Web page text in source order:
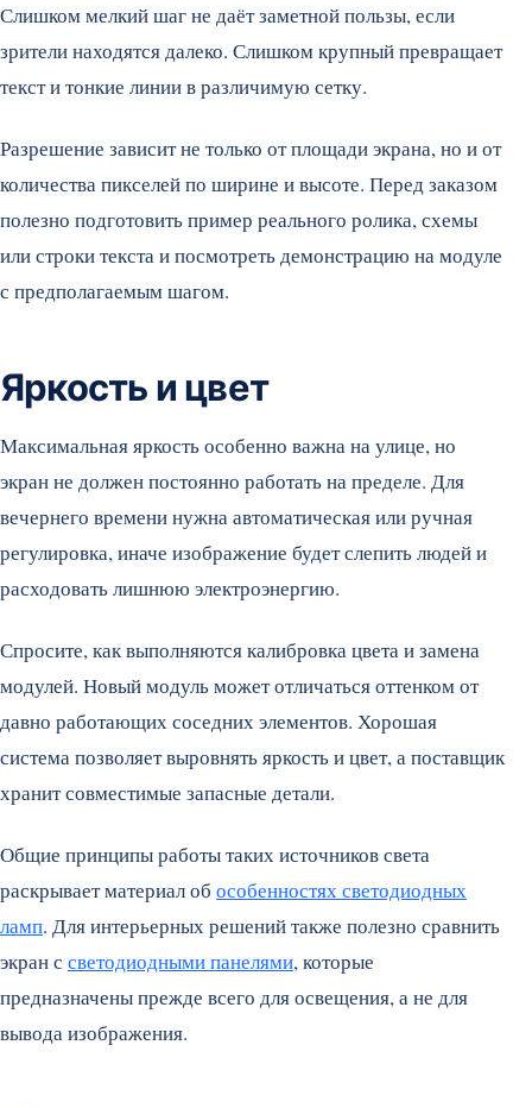
Слишком мелкий шаг не даёт заметной пользы, если
зрители находятся далеко. Слишком крупный превращает
текст и тонкие линии в различимую сетку.
Разрешение зависит не только от площади экрана, но и от
количества пикселей по ширине и высоте. Перед заказом
полезно подготовить пример реального ролика, схемы
или строки текста и посмотреть демонстрацию на модуле
с предполагаемым шагом.
Яркость и цвет
Максимальная яркость особенно важна на улице, но
экран не должен постоянно работать на пределе. Для
вечернего времени нужна автоматическая или ручная
регулировка, иначе изображение будет слепить людей и
расходовать лишнюю электроэнергию.
Спросите, как выполняются калибровка цвета и замена
модулей. Новый модуль может отличаться оттенком от
давно работающих соседних элементов. Хорошая
система позволяет выровнять яркость и цвет, а поставщик
хранит совместимые запасные детали.
Общие принципы работы таких источников света
раскрывает материал об особенностях светодиодных
ламп. Для интерьерных решений также полезно сравнить
экран с светодиодными панелями, которые
предназначены прежде всего для освещения, а не для
вывода изображения.